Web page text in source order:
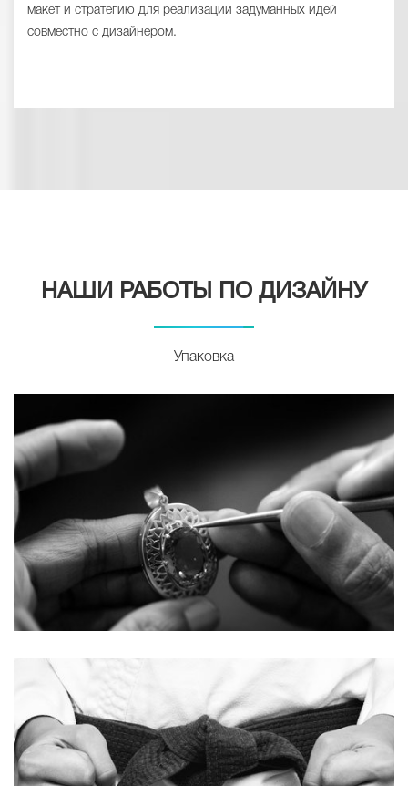
макет и стратегию для реализации задуманных идей
совместно с дизайнером.
НАШИ РАБОТЫ ПО ДИЗАЙНУ
Упаковка